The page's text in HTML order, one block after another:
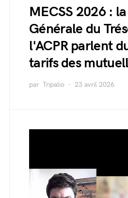
MECSS 2026 :
Générale du
l'ACPR parlent
tarifs des
par Tripalio 23 avril 2026